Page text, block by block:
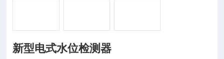
新型电式水位检测器